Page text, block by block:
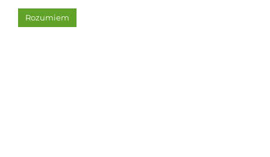
Rozumiem